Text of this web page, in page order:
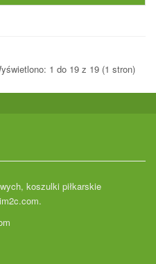
1 do 19 z 19 (1 stron)
koszulki piłkarskie